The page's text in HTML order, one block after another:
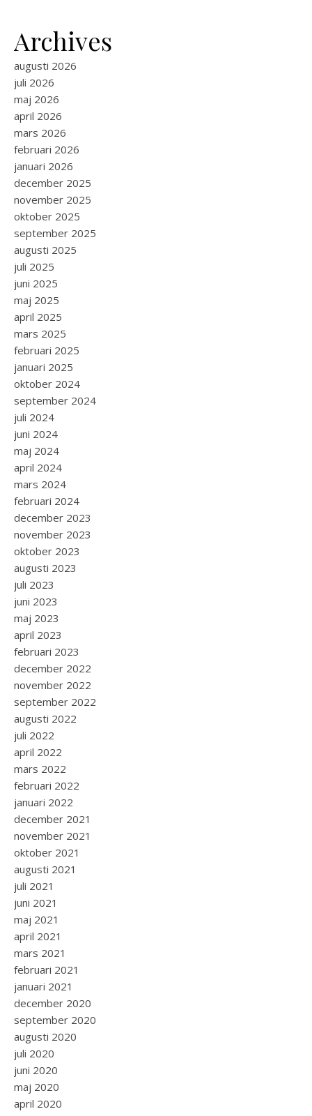
Archives
augusti 2026
juli 2026
maj 2026
april 2026
mars 2026
februari 2026
januari 2026
december 2025
november 2025
oktober 2025
september 2025
augusti 2025
juli 2025
juni 2025
maj 2025
april 2025
mars 2025
februari 2025
januari 2025
oktober 2024
september 2024
juli 2024
juni 2024
maj 2024
april 2024
mars 2024
februari 2024
december 2023
november 2023
oktober 2023
augusti 2023
juli 2023
juni 2023
maj 2023
april 2023
februari 2023
december 2022
november 2022
september 2022
augusti 2022
juli 2022
april 2022
mars 2022
februari 2022
januari 2022
december 2021
november 2021
oktober 2021
augusti 2021
juli 2021
juni 2021
maj 2021
april 2021
mars 2021
februari 2021
januari 2021
december 2020
september 2020
augusti 2020
juli 2020
juni 2020
maj 2020
april 2020